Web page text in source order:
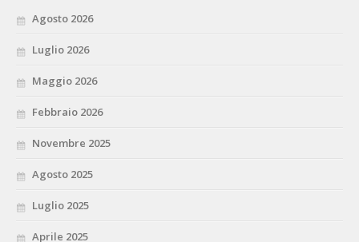
Agosto 2026
Luglio 2026
Maggio 2026
Febbraio 2026
Novembre 2025
Agosto 2025
Luglio 2025
Aprile 2025